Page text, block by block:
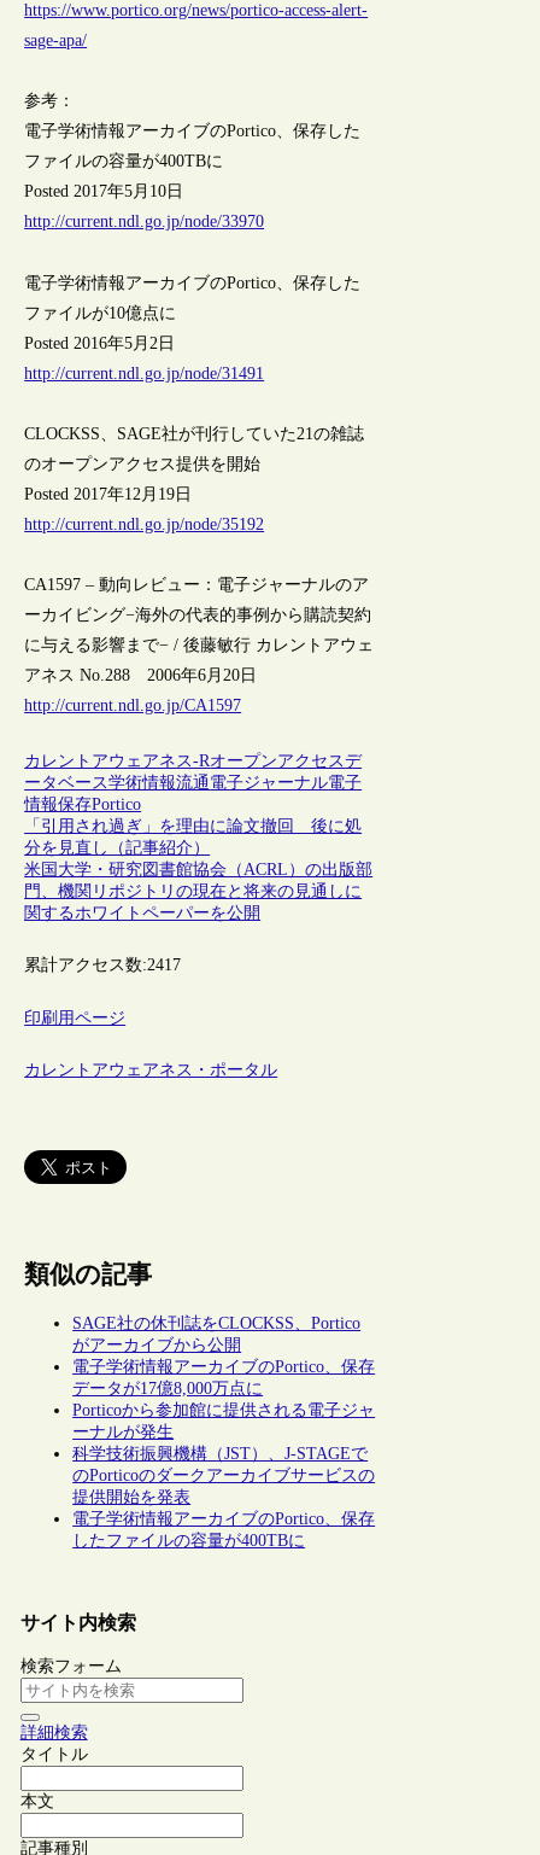
https://www.portico.org/news/portico-access-alert-
sage-apa/
参考：
電子学術情報アーカイブのPortico、保存した
ファイルの容量が400TBに
Posted 2017年5月10日
http://current.ndl.go.jp/node/33970
電子学術情報アーカイブのPortico、保存した
ファイルが10億点に
Posted 2016年5月2日
http://current.ndl.go.jp/node/31491
CLOCKSS、SAGE社が刊行していた21の雑誌
のオープンアクセス提供を開始
Posted 2017年12月19日
http://current.ndl.go.jp/node/35192
CA1597 – 動向レビュー：電子ジャーナルのア
ーカイビング−海外の代表的事例から購読契約
に与える影響まで− / 後藤敏行 カレントアウェ
アネス No.288 2006年6月20日
http://current.ndl.go.jp/CA1597
カレントアウェアネス-Rオープンアクセスデ
ータベース学術情報流通 電子ジャーナル電子
情報保存Portico
「引用され過ぎ」を理由に論文撤回 後に処
分を見直し（記事紹介）
米国大学・研究図書館協会（ACRL）の出版部
門、機関リポジトリの現在と将来の見通しに
関するホワイトペーパーを公開
累計アクセス数:2417
印刷用ページ
カレントアウェアネス・ポータル
類似の記事
SAGE社の休刊誌をCLOCKSS、Portico
がアーカイブから公開
電子学術情報アーカイブのPortico、保存
データが17億8,000万点に
Porticoから参加館に提供される電子ジャ
ーナルが発生
科学技術振興機構（JST）、J-STAGEで
のPorticoのダークアーカイブサービスの
提供開始を発表
電子学術情報アーカイブのPortico、保存
したファイルの容量が400TBに
サイト内検索
検索フォーム
詳細検索
タイトル
本文
記事種別